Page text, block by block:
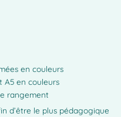
en couleurs
A5 en couleurs
rangement
d’être le plus pédagogique